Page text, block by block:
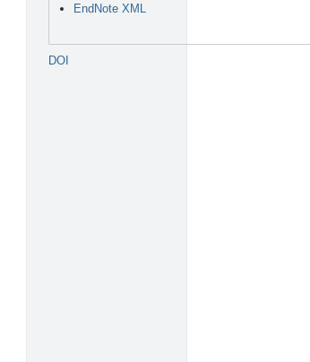
EndNote XML
DOI